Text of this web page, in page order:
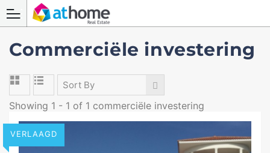
Commerciële investering
Sort By
Showing 1 - 1 of 1 commerciële investering
VERLAAGD